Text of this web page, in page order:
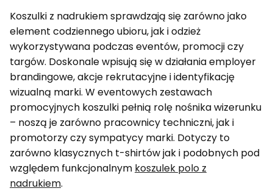
Koszulki z nadrukiem sprawdzają się zarówno jako
element codziennego ubioru, jak i odzież
wykorzystywana podczas eventów, promocji czy
targów. Doskonale wpisują się w działania employer
brandingowe, akcje rekrutacyjne i identyfikację
wizualną marki. W eventowych zestawach
promocyjnych koszulki pełnią rolę nośnika wizerunku
– noszą je zarówno pracownicy techniczni, jak i
promotorzy czy sympatycy marki. Dotyczy to
zarówno klasycznych t-shirtów jak i podobnych pod
względem funkcjonalnym koszulek polo z
nadrukiem.